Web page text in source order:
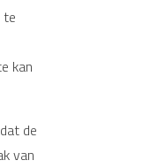
te
kan
de
van